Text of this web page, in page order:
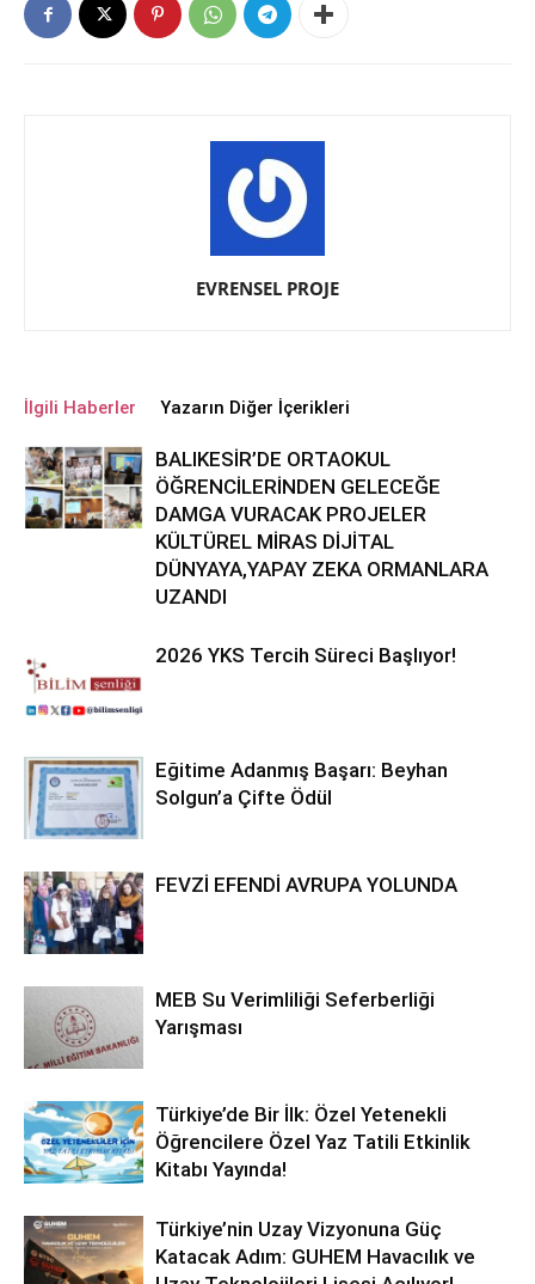
EVRENSEL PROJE
İlgili Haberler Yazarın Diğer İçerikleri
BALIKESİR’DE ORTAOKUL
ÖĞRENCİLERİNDEN GELECEĞE
DAMGA VURACAK PROJELER
KÜLTÜREL MİRAS DİJİTAL
DÜNYAYA,YAPAY ZEKA ORMANLARA
UZANDI
2026 YKS Tercih Süreci Başlıyor!
Eğitime Adanmış Başarı: Beyhan
Solgun’a Çifte Ödül
FEVZİ EFENDİ AVRUPA YOLUNDA
MEB Su Verimliliği Seferberliği
Yarışması
Türkiye’de Bir İlk: Özel Yetenekli
Öğrencilere Özel Yaz Tatili Etkinlik
Kitabı Yayında!
Türkiye’nin Uzay Vizyonuna Güç
Katacak Adım: GUHEM Havacılık ve